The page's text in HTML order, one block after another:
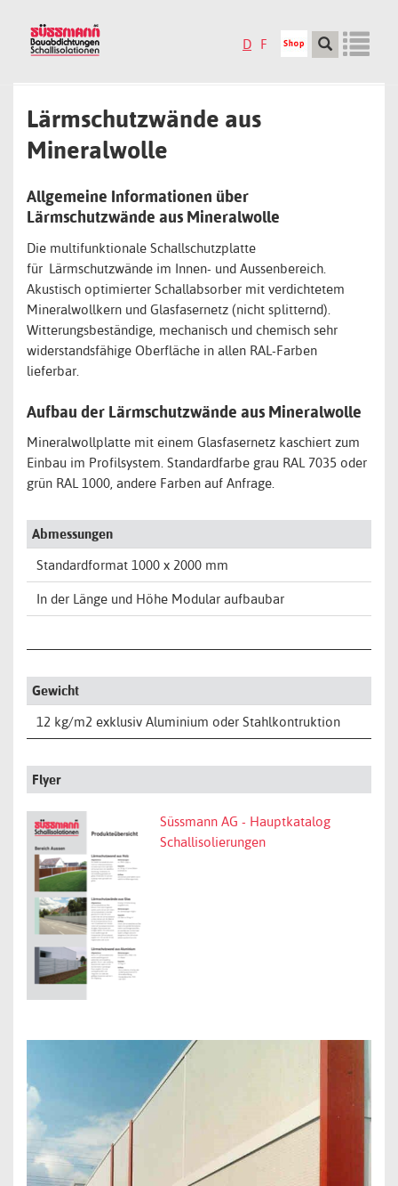
D F
Lärmschutzwände aus
Mineralwolle
Allgemeine Informationen über
Lärmschutzwände aus Mineralwolle
Die multifunktionale Schallschutzplatte
für Lärmschutzwände im Innen- und Aussenbereich.
Akustisch optimierter Schallabsorber mit verdichtetem
Mineralwollkern und Glasfasernetz (nicht splitternd).
Witterungsbeständige, mechanisch und chemisch sehr
widerstandsfähige Oberfläche in allen RAL-Farben
lieferbar.
Aufbau der Lärmschutzwände aus Mineralwolle
Mineralwollplatte mit einem Glasfasernetz kaschiert zum
Einbau im Profilsystem. Standardfarbe grau RAL 7035 oder
grün RAL 1000, andere Farben auf Anfrage.
Abmessungen
Standardformat 1000 x 2000 mm
In der Länge und Höhe Modular aufbaubar
Gewicht
12 kg/m2 exklusiv Aluminium oder Stahlkontruktion
Flyer
Süssmann AG - Hauptkatalog
Schallisolierungen